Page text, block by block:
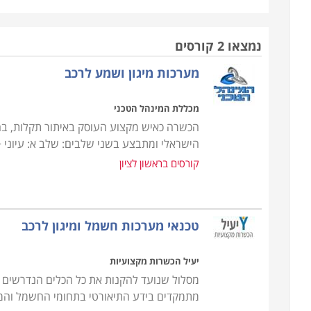
טיפול מיד בתום הקורס. התכנים הנלמדים בקורס
התקנת דיבורית, התקנת כל סוגי מערכות המיגון
יתרונות קורס טכנאים
לימודי תואר אקדמי דורשים 3
לימודי תעודה או לימודי תואר שני. קורסי טכנאים
לאחר סיום הקורס. מסלולי הלימוד של הטכנאים
להשתלב בשוק העבודה ולמצוא עבודה בוחרים
תחילת העבודה בתחום הם ממשיכים לרכוש השכלה
ליהנות מסביבת עבודה יציבה וקבועה לצד שכר הולם.
דרישות הקבלה לקורס
ההרשמה
נמצאו 2 קורסים
מערכות מיגון ושמע לרכב
מכללת המינהל הטכני
הכשרה כאיש מקצוע העוסק באיתור תקלות,
הישראלי ומתבצע בשני שלבים: שלב א:
קורסים בראשון לציון
טכנאי מערכות חשמל ומיגון לרכב
יעיל הכשרות מקצועיות
מסלול שנועד להקנות את כל הכלים הנדרשים
מתמקדים בידע התיאורטי בתחומי החשמל